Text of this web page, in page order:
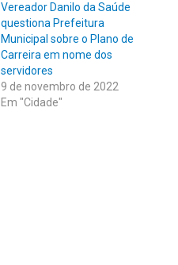
Vereador Danilo da Saúde
questiona Prefeitura
Municipal sobre o Plano de
Carreira em nome dos
servidores
9 de novembro de 2022
Em "Cidade"